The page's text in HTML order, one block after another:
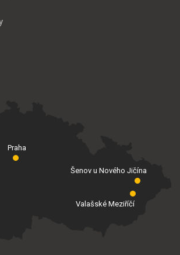
Praha
Valašské Meziříčí
Šenov u Nového Jičína